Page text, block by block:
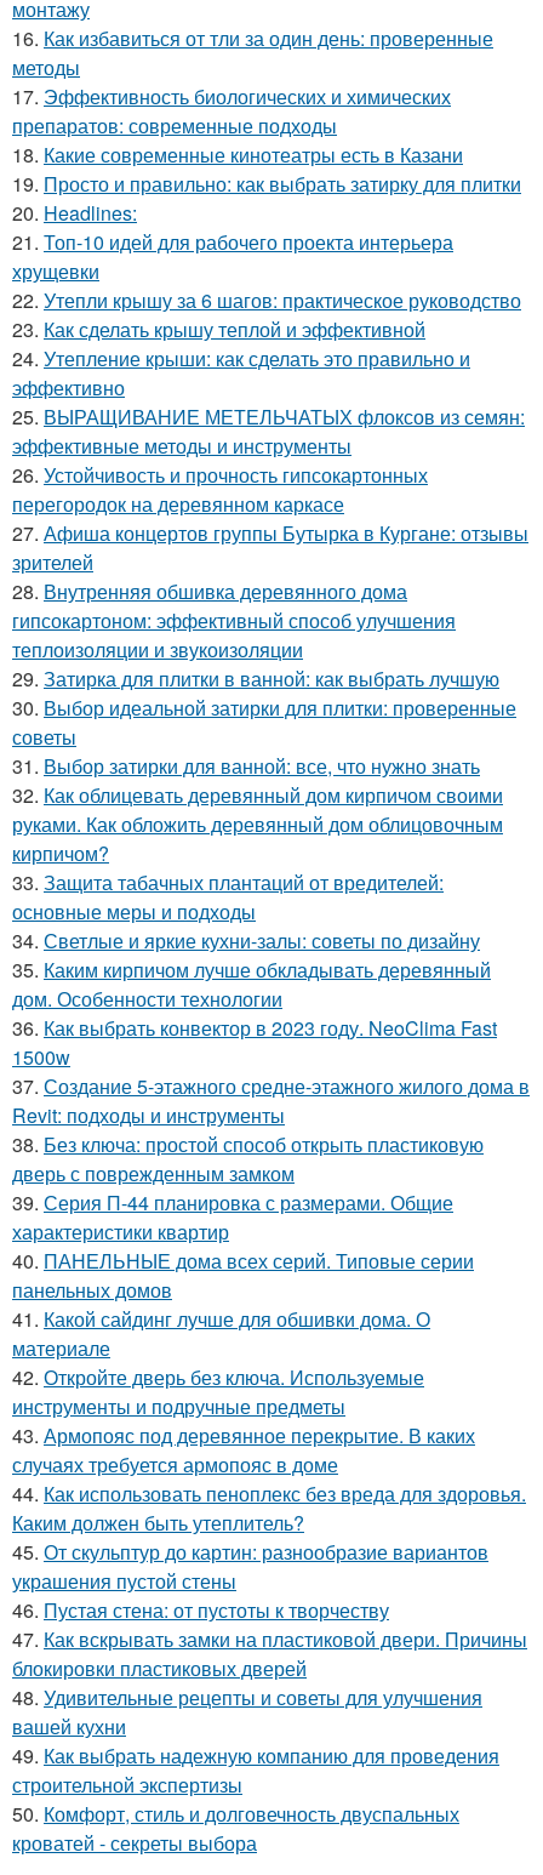
монтажу
16. Как избавиться от тли за один день: проверенные
методы
17. Эффективность биологических и химических
препаратов: современные подходы
18. Какие современные кинотеатры есть в Казани
19. Просто и правильно: как выбрать затирку для плитки
20. Headlines:
21. Топ-10 идей для рабочего проекта интерьера
хрущевки
22. Утепли крышу за 6 шагов: практическое руководство
23. Как сделать крышу теплой и эффективной
24. Утепление крыши: как сделать это правильно и
эффективно
25. ВЫРАЩИВАНИЕ МЕТЕЛЬЧАТЫХ флоксов из семян:
эффективные методы и инструменты
26. Устойчивость и прочность гипсокартонных
перегородок на деревянном каркасе
27. Афиша концертов группы Бутырка в Кургане: отзывы
зрителей
28. Внутренняя обшивка деревянного дома
гипсокартоном: эффективный способ улучшения
теплоизоляции и звукоизоляции
29. Затирка для плитки в ванной: как выбрать лучшую
30. Выбор идеальной затирки для плитки: проверенные
советы
31. Выбор затирки для ванной: все, что нужно знать
32. Как облицевать деревянный дом кирпичом своими
руками. Как обложить деревянный дом облицовочным
кирпичом?
33. Защита табачных плантаций от вредителей:
основные меры и подходы
34. Светлые и яркие кухни-залы: советы по дизайну
35. Каким кирпичом лучше обкладывать деревянный
дом. Особенности технологии
36. Как выбрать конвектор в 2023 году. NeoClima Fast
1500w
37. Создание 5-этажного средне-этажного жилого дома в
Revit: подходы и инструменты
38. Без ключа: простой способ открыть пластиковую
дверь с поврежденным замком
39. Серия П-44 планировка с размерами. Общие
характеристики квартир
40. ПАНЕЛЬНЫЕ дома всех серий. Типовые серии
панельных домов
41. Какой сайдинг лучше для обшивки дома. О
материале
42. Откройте дверь без ключа. Используемые
инструменты и подручные предметы
43. Армопояс под деревянное перекрытие. В каких
случаях требуется армопояс в доме
44. Как использовать пеноплекс без вреда для здоровья.
Каким должен быть утеплитель?
45. От скульптур до картин: разнообразие вариантов
украшения пустой стены
46. Пустая стена: от пустоты к творчеству
47. Как вскрывать замки на пластиковой двери. Причины
блокировки пластиковых дверей
48. Удивительные рецепты и советы для улучшения
вашей кухни
49. Как выбрать надежную компанию для проведения
строительной экспертизы
50. Комфорт, стиль и долговечность двуспальных
кроватей - секреты выбора